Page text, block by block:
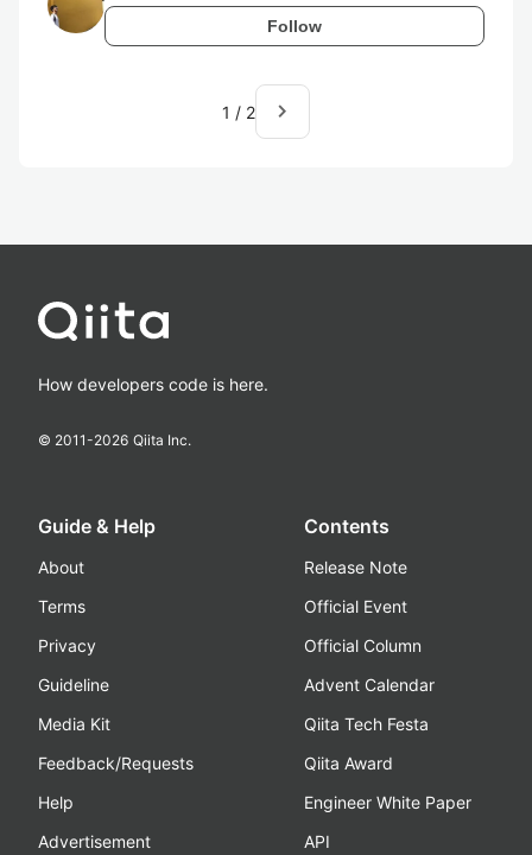
Follow
1 / 2 navigate_next
How developers code is here.
© 2011-2026 Qiita Inc.
Guide & Help
About
Terms
Privacy
Guideline
Media Kit
Feedback/Requests
Help
Advertisement
Contents
Release Note
Official Event
Official Column
Advent Calendar
Qiita Tech Festa
Qiita Award
Engineer White Paper
API